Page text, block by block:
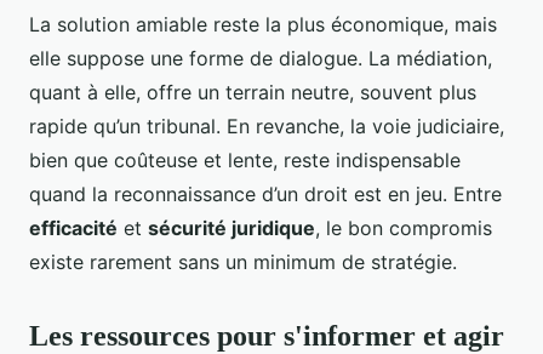
La solution amiable reste la plus économique, mais
elle suppose une forme de dialogue. La médiation,
quant à elle, offre un terrain neutre, souvent plus
rapide qu’un tribunal. En revanche, la voie judiciaire,
bien que coûteuse et lente, reste indispensable
quand la reconnaissance d’un droit est en jeu. Entre
efficacité et sécurité juridique, le bon compromis
existe rarement sans un minimum de stratégie.
Les ressources pour s'informer et agir